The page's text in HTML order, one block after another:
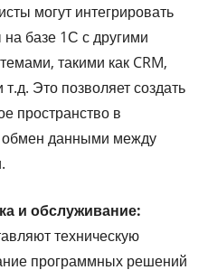
могут интегрировать
базе 1С с другими
такими как CRM,
Это позволяет создать
пространство в
обмен данными между
и обслуживание:
техническую
программных решений